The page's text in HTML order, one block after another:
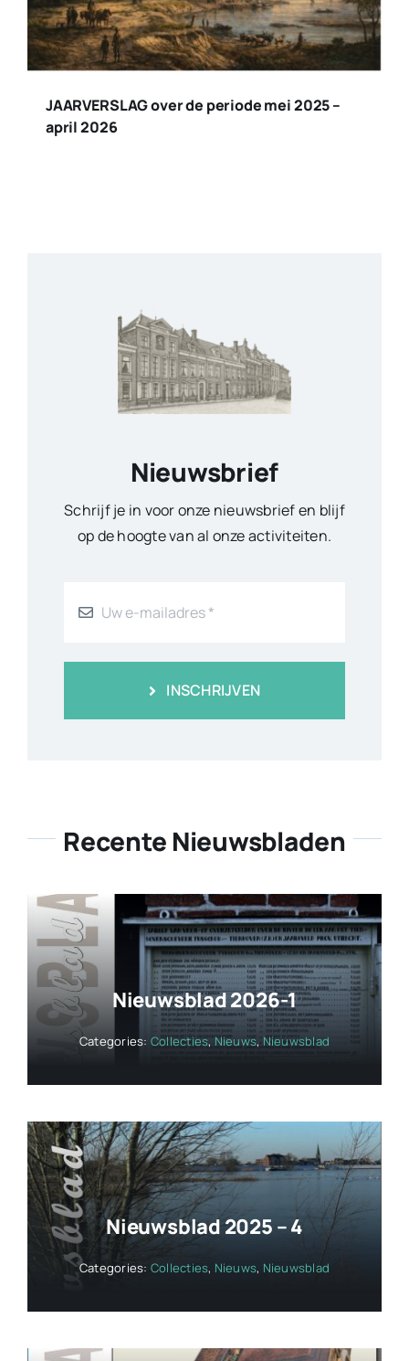
JAARVERSLAG over de periode mei 2025 –
april 2026
Nieuwsbrief
Schrijf je in voor onze nieuwsbrief en blijf
op de hoogte van al onze activiteiten.
INSCHRIJVEN
Recente Nieuwsbladen
Nieuwsblad 2026-1
Categories: Collecties, Nieuws, Nieuwsblad
Nieuwsblad 2025 – 4
Categories: Collecties, Nieuws, Nieuwsblad